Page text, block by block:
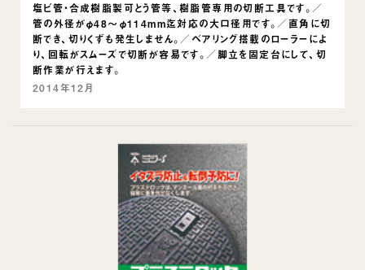
塩ビ管・合成樹脂製可とう管等、樹脂管専用の切断工具です。／
管の外径がφ48～φ114mm迄対応の大口径用です。／直角に切
断でき、切りくずも発生しません。／ベアリング搭載のローラーによ
り、回転がスムーズで切断が容易です。／脚立を固定台にして、切
断作業が行えます。
2014年12月